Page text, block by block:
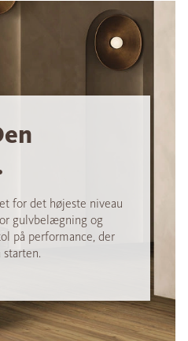
for det højeste niveau
gulvbelægning og
på performance, der